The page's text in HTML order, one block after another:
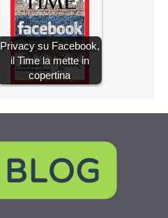
Privacy su Facebook,
il Time la mette in
copertina